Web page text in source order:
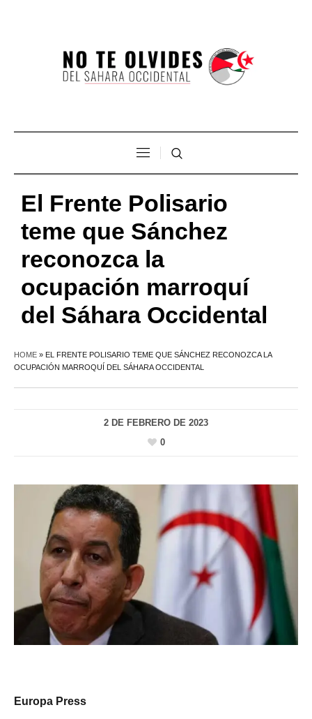
El Frente Polisario
teme que Sánchez
reconozca la
ocupación marroquí
del Sáhara Occidental
HOME » EL FRENTE POLISARIO TEME QUE SÁNCHEZ RECONOZCA LA
OCUPACIÓN MARROQUÍ DEL SÁHARA OCCIDENTAL
2 DE FEBRERO DE 2023
0
Europa Press